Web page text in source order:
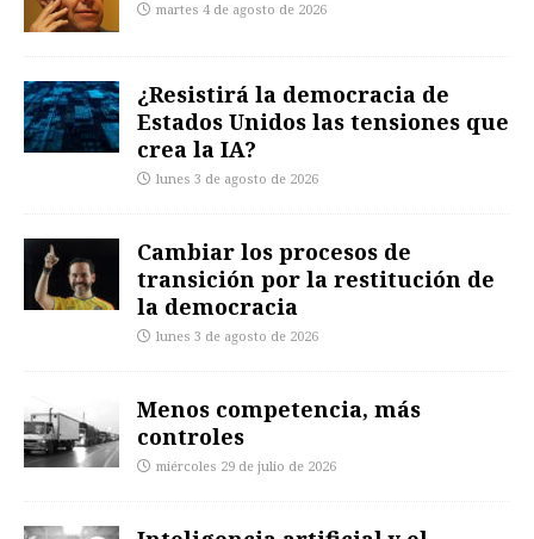
martes 4 de agosto de 2026
¿Resistirá la democracia de
Estados Unidos las tensiones que
crea la IA?
lunes 3 de agosto de 2026
Cambiar los procesos de
transición por la restitución de
la democracia
lunes 3 de agosto de 2026
Menos competencia, más
controles
miércoles 29 de julio de 2026